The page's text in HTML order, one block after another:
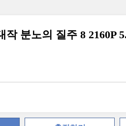
분노의 질주 8 2160P